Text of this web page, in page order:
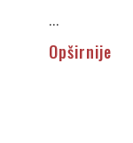
...
Opširnije